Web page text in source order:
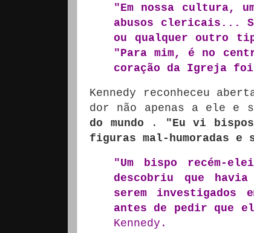
"Em nossa cultura,
abusos clericais...
ou qualquer outro
"Para mim, é no
coração da Igreja
Kennedy reconheceu
dor não apenas a ele e
do mundo .
"Eu vi
figuras mal-humoradas e
"Um bispo recém-
descobriu que
serem investigados
antes de pedir que
Kennedy.